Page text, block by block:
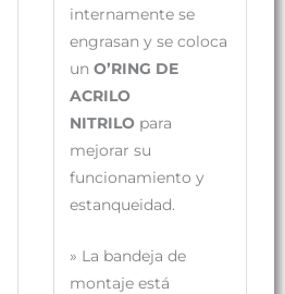
internamente se
engrasan y se coloca
un O’RING DE
ACRILO
NITRILOpara
mejorar su
funcionamiento y
estanqueidad.
» La bandeja de
montaje está